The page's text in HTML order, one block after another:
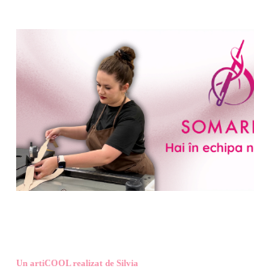
Un artiCOOL realizat de Silvia